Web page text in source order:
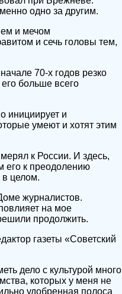
одно за другим.
и мечом
и сечь головы тем,
70-х годов резко
больше всего
инициирует и
умеют и хотят этим
к России. И здесь,
его к преодолению
в целом.
журналистов.
на мое
продолжить.
газеты «Советский
дело с культурой много
которых у меня не
удобренная полоса